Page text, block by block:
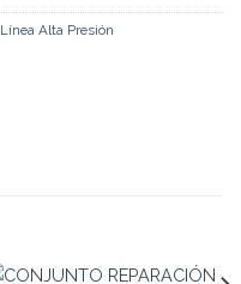
Línea Alta Presión